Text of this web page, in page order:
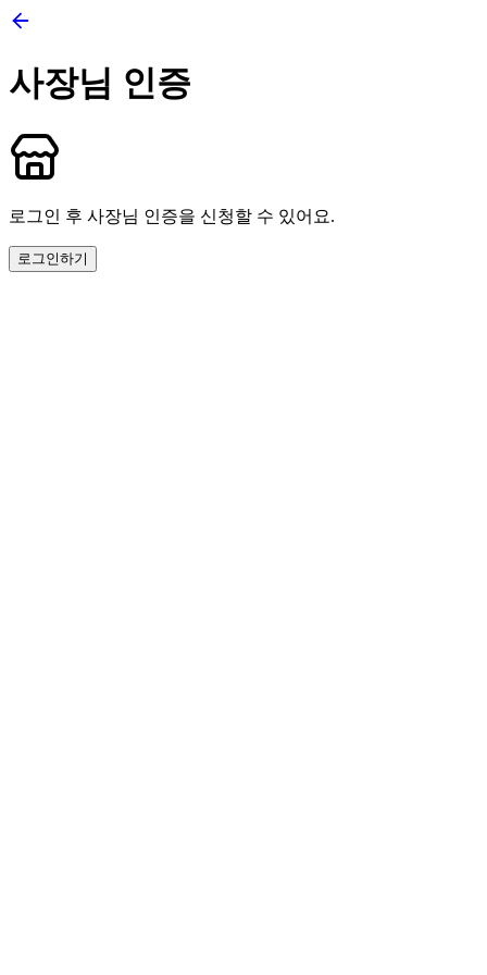
사장님 인증
로그인 후 사장님 인증을 신청할 수 있어요.
로그인하기